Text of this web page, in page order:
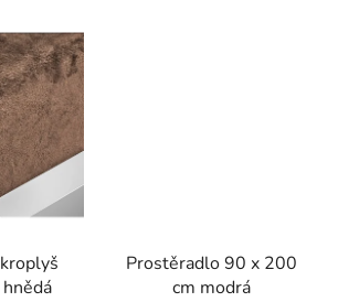
Prostěradlo 90 x 200
cm modrá